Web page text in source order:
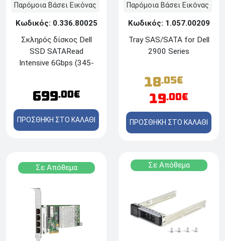
Παρόμοια Βάσει Εικόνας
Κωδικός: 0.336.80025
Σκληρός δίσκος Dell
SSD SATARead
Intensive 6Gbps (345-
699.00€
ΠΡΟΣΘΗΚΗ ΣΤΟ ΚΑΛΑΘΙ
Παρόμοια Βάσει Εικόνας
Κωδικός: 1.057.00209
Tray SAS/SATA for Dell
2900 Series
18.05€
19.00€
ΠΡΟΣΘΗΚΗ ΣΤΟ ΚΑΛΑΘΙ
Σε Απόθεμα Σε Απόθεμα